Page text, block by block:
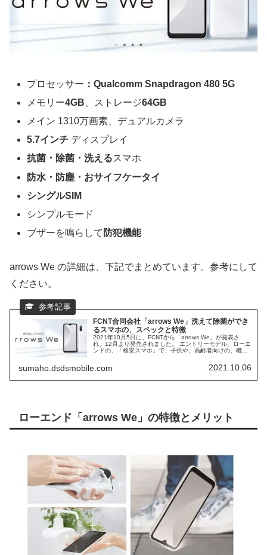
プロセッサー ：Qualcomm Snapdragon 480 5G
メモリー4GB 、ストレージ64GB
メイン 1310万画素、デュアルカメラ
5.7インチ ディスプレイ
抗菌・除菌・洗えるスマホ
防水・防塵・おサイフケータイ
シングルSIM
シンプルモード
ブザーを鳴らして 防犯機能
arrows We の詳細は、下記でまとめています。参考にして
ください。
FCNT合同会社「arrows We」洗えて除菌ができ
るスマホの、スペックと特徴
2021年10月5日に、FCNTから「arrows We」が発表さ
れ、12月より発売されました。 エントリーモデル、ローエ
ンドの、「格安スマホ」で、子供や、高齢者向けの、機能
FCNT「arrows We」の、スペックや、特徴をまとめていき
ます。
sumaho.dsdsmobile.com 2021.10.06
ローエンド「arrows We」の特徴とメリット